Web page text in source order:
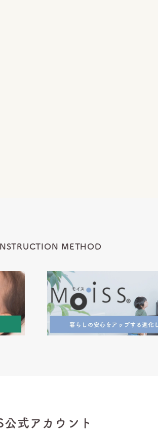
METHOD
公式アカウント